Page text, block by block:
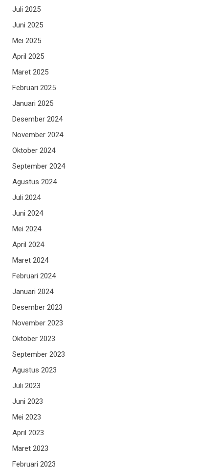
Juli 2025
Juni 2025
Mei 2025
April 2025
Maret 2025
Februari 2025
Januari 2025
Desember 2024
November 2024
Oktober 2024
September 2024
Agustus 2024
Juli 2024
Juni 2024
Mei 2024
April 2024
Maret 2024
Februari 2024
Januari 2024
Desember 2023
November 2023
Oktober 2023
September 2023
Agustus 2023
Juli 2023
Juni 2023
Mei 2023
April 2023
Maret 2023
Februari 2023